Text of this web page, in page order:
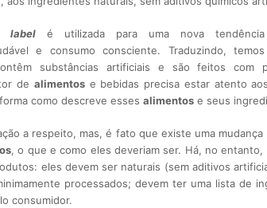
label é utilizada para uma nova
e consumo consciente. Traduzindo, temos
substâncias artificiais e são feitos com
de alimentose bebidas precisa estar atento
como descreve esses alimentos e seus
a respeito, mas, é fato que existe uma
, o que e como eles deveriam ser. Há, no
eles devem ser naturais (sem aditivos
processados; devem ter uma lista de
consumidor.